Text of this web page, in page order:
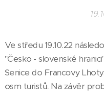
Ve středu 19.10.22
"Česko - slovenské
Senice do Francovy
osm turistů. Na závěr